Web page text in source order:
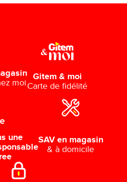
moi
Gitem & moi
Carte de fidélité
une
SAV en magasin
& à domicile